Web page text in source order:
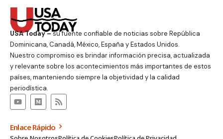
USA Today –su fuente confiable de noticias sobre República
Dominicana, Canadá, México, España y Estados Unidos.
Nuestro compromiso es brindar información precisa, actualizada
y relevante sobre los acontecimientos más importantes de estos
países, manteniendo siempre la objetividad y la calidad
periodística.
Enlace Rápido